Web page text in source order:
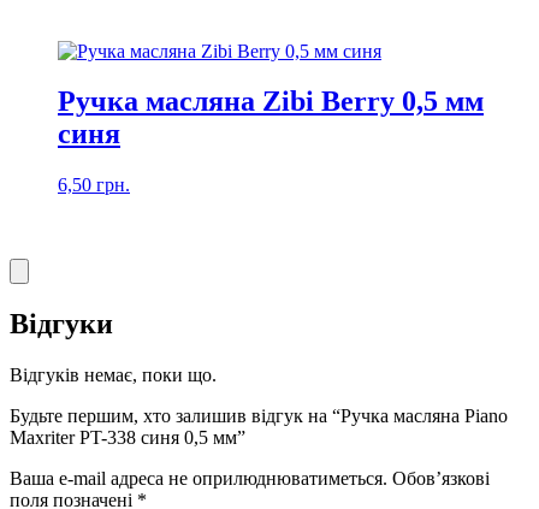
Ручка масляна Zibi Berry 0,5 мм
синя
6,50 грн.
Відгуки
Відгуків немає, поки що.
Будьте першим, хто залишив відгук на “Ручка масляна Piano
Maxriter PT-338 синя 0,5 мм”
Ваша e-mail адреса не оприлюднюватиметься. Обов’язкові
поля позначені *